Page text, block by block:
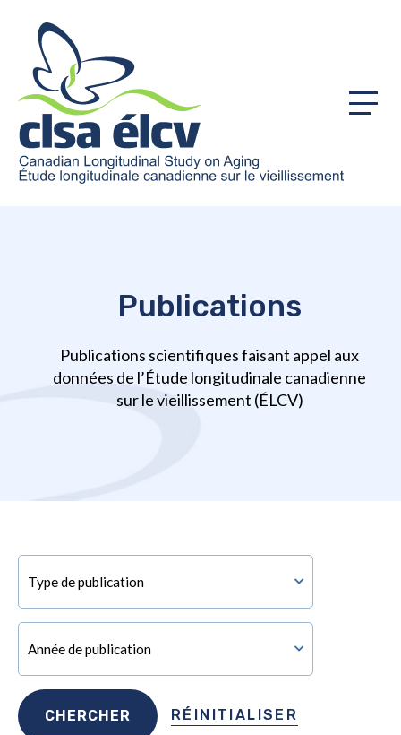
Menu
Publications
Publications scientifiques faisant appel aux
données de l’Étude longitudinale canadienne
sur le vieillissement (ÉLCV)
RÉINITIALISER